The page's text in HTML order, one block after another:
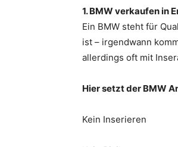
1. BMW verkaufen in
Ein BMW steht für
ist – irgendwann
allerdings oft mit
Hier setzt der BMW
Kein Inserieren